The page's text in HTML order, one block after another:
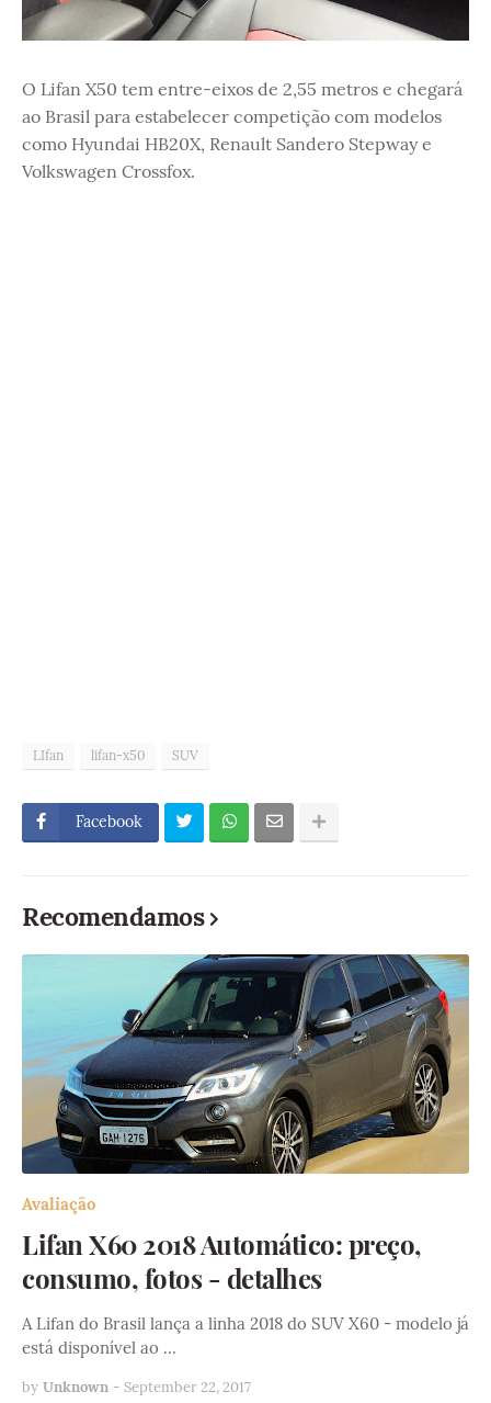
O Lifan X50 tem entre-eixos de 2,55 metros e chegará
ao Brasil para estabelecer competição com modelos
como Hyundai HB20X, Renault Sandero Stepway e
Volkswagen Crossfox.
LIfan lifan-x50 SUV
Facebook
Recomendamos
Avaliação
Lifan X60 2018 Automático: preço,
consumo, fotos - detalhes
A Lifan do Brasil lança a linha 2018 do SUV X60 - modelo já
está disponível ao …
by Unknown - September 22, 2017